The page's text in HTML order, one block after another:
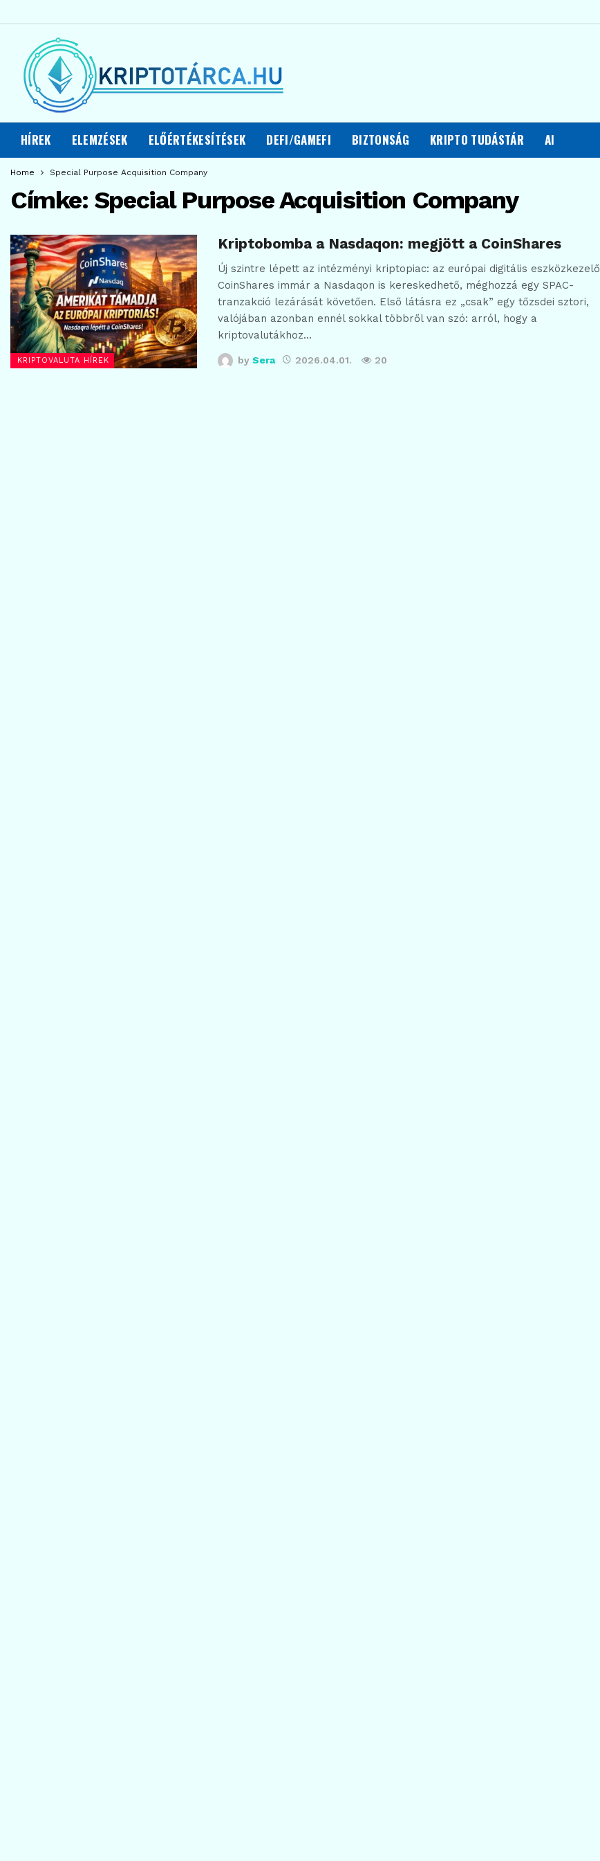
HÍREK ELEMZÉSEK ELŐÉRTÉKESÍTÉSEK DEFI/GAMEFI BIZTONSÁG KRIPTO TUDÁSTÁR AI
Home Special Purpose Acquisition Company
Címke: Special Purpose Acquisition Company
KRIPTOVALUTA HÍREK
Kriptobomba a Nasdaqon: megjött a CoinShares
Új szintre lépett az intézményi kriptopiac: az európai digitális eszközkezelő
CoinShares immár a Nasdaqon is kereskedhető, méghozzá egy SPAC-
tranzakció lezárását követően. Első látásra ez „csak” egy tőzsdei sztori,
valójában azonban ennél sokkal többről van szó: arról, hogy a
kriptovalutákhoz…
by Sera 2026.04.01. 20